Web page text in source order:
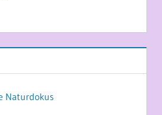
Naturdokus